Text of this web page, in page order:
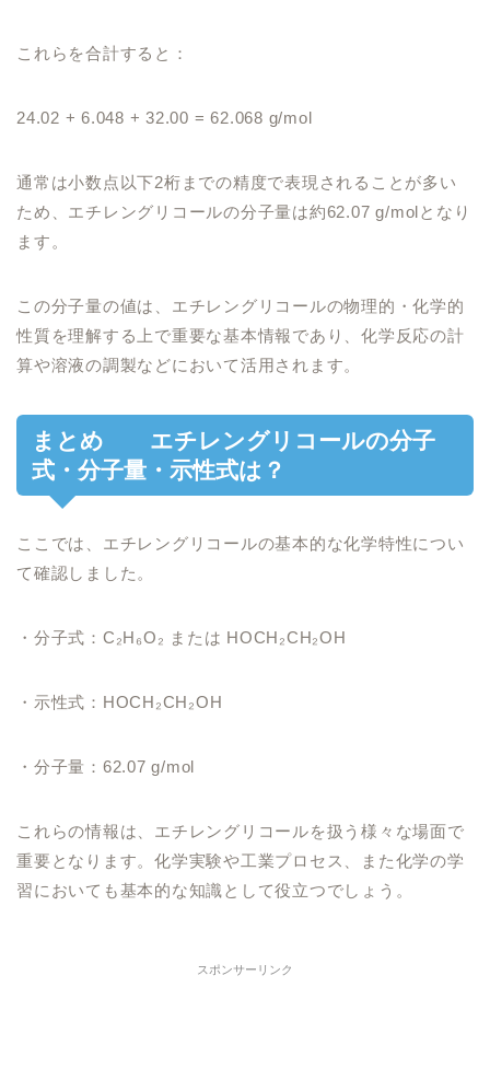
これらを合計すると：
24.02 + 6.048 + 32.00 = 62.068 g/mol
通常は小数点以下2桁までの精度で表現されることが多い
ため、エチレングリコールの分子量は約62.07 g/molとなり
ます。
この分子量の値は、エチレングリコールの物理的・化学的
性質を理解する上で重要な基本情報であり、化学反応の計
算や溶液の調製などにおいて活用されます。
まとめ エチレングリコールの分子
式・分子量・示性式は？
ここでは、エチレングリコールの基本的な化学特性につい
て確認しました。
・分子式：C₂H₆O₂ または HOCH₂CH₂OH
・示性式：HOCH₂CH₂OH
・分子量：62.07 g/mol
これらの情報は、エチレングリコールを扱う様々な場面で
重要となります。化学実験や工業プロセス、また化学の学
習においても基本的な知識として役立つでしょう。
スポンサーリンク